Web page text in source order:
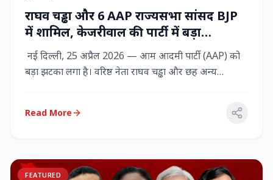
राघव चड्ढा और 6 AAP राज्‍यसभा सांसद BJP
में शामिल, केजरीवाल की पार्टी में बड़ा
राजनीतिक विद्रोह
नई दिल्ली, 25 अप्रैल 2026 — आम आदमी पार्टी (AAP) को
बड़ा झटका लगा है। वरिष्ठ नेता राघव चड्ढा और छह अन्य
Read More
FEATURED